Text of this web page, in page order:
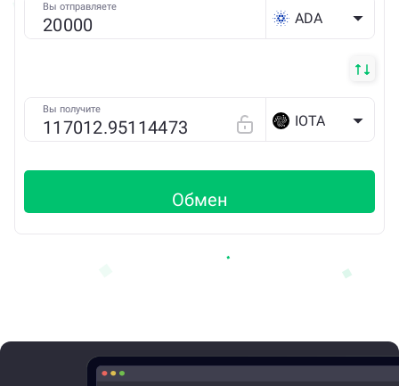
Вы отправляете
ADA
Вы получите
IOTA
Обмен